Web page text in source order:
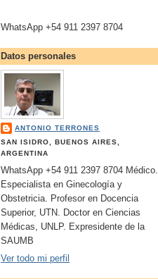
WhatsApp +54 911 2397 8704
Datos personales
ANTONIO TERRONES
SAN ISIDRO, BUENOS AIRES,
ARGENTINA
WhatsApp +54 911 2397 8704 Médico.
Especialista en Ginecología y
Obstetricia. Profesor en Docencia
Superior, UTN. Doctor en Ciencias
Médicas, UNLP. Expresidente de la
SAUMB
Ver todo mi perfil